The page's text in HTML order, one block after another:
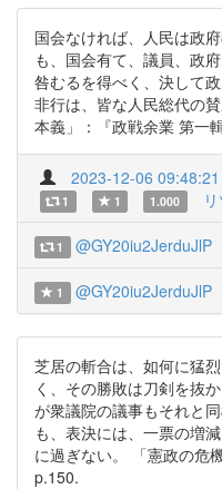
国会なければ、人民は政
も、国会有て、議員、政
咎むるを得べく、決して
非行は、皆な人民総代の
本義」：『政戦余業 第一
2023-12-06 09:48:21
1 1 1.000
1 @GY20iu2JerduJlP
1 @GY20iu2JerduJlP
芝居の斬合は、如何に猛
く、その勝敗は刀剣を抜
が衆議院の議事もそれと
も、表決には、一票の増
に過ぎない。 「憲政の危
p.150.